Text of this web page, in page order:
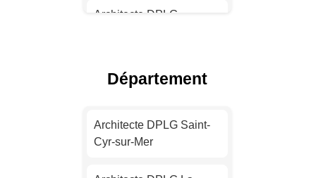
Architecte DPLG
Architecte DPLG Nice
Architecte DPLG
Département
Architecte DPLG Saint-
Cyr-sur-Mer